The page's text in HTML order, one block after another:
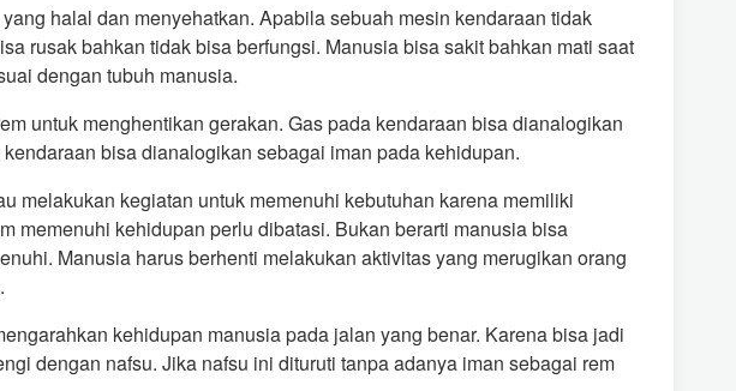
halal dan menyehatkan. Apabila sebuah mesin kendaraan tidak
rusak bahkan tidak bisa berfungsi. Manusia bisa sakit bahkan mati saat
dengan tubuh manusia.
untuk menghentikan gerakan. Gas pada kendaraan bisa dianalogikan
bisa dianalogikan sebagai iman pada kehidupan.
melakukan kegiatan untuk memenuhi kebutuhan karena memiliki
memenuhi kehidupan perlu dibatasi. Bukan berarti manusia bisa
Manusia harus berhenti melakukan aktivitas yang merugikan orang
kehidupan manusia pada jalan yang benar. Karena bisa jadi
dengan nafsu. Jika nafsu ini dituruti tanpa adanya iman sebagai rem